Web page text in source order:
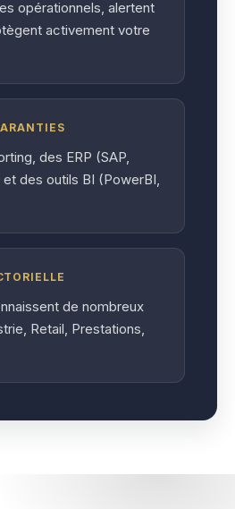
opérationnels, alertent
activement votre
des ERP (SAP,
des outils BI (PowerBI,
de nombreux
Retail, Prestations,